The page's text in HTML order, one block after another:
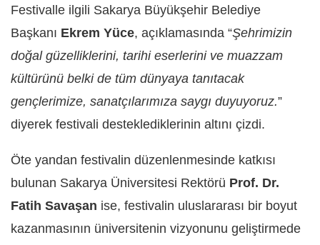
Festivalle ilgili Sakarya Büyükşehir Belediye
Başkanı Ekrem Yüce, açıklamasında “Şehrimizin
doğal güzelliklerini, tarihi eserlerini ve muazzam
kültürünü belki de tüm dünyaya tanıtacak
gençlerimize, sanatçılarımıza saygı duyuyoruz.”
diyerek festivali desteklediklerinin altını çizdi.
Öte yandan festivalin düzenlenmesinde katkısı
bulunan Sakarya Üniversitesi Rektörü Prof. Dr.
Fatih Savaşan ise, festivalin uluslararası bir boyut
kazanmasının üniversitenin vizyonunu geliştirmede